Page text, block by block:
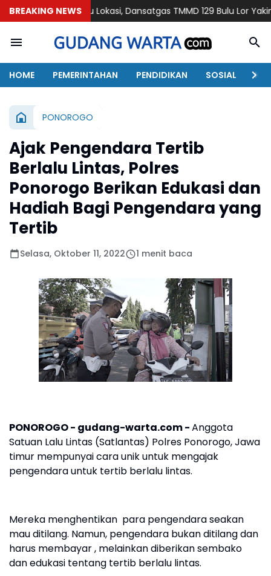
BREAKING NEWS
Lokasi, Dansatgas TMMD 129 Bulu Lor Yakinkan Semua
HOME PEMERINTAHAN PENDIDIKAN SOSIAL
PONOROGO
Ajak Pengendara Tertib
Berlalu Lintas, Polres
Ponorogo Berikan Edukasi dan
Hadiah Bagi Pengendara yang
Tertib
Selasa, Oktober 11, 2022 1 menit baca
PONOROGO - gudang-warta.com -Anggota
Satuan Lalu Lintas (Satlantas) Polres Ponorogo, Jawa
timur mempunyai cara unik untuk mengajak
pengendara untuk tertib berlalu lintas.
Mereka menghentikan para pengendara seakan
mau ditilang. Namun, pengendara bukan ditilang dan
harus membayar , melainkan diberikan sembako
dan edukasi tentang tertib berlalu lintas.